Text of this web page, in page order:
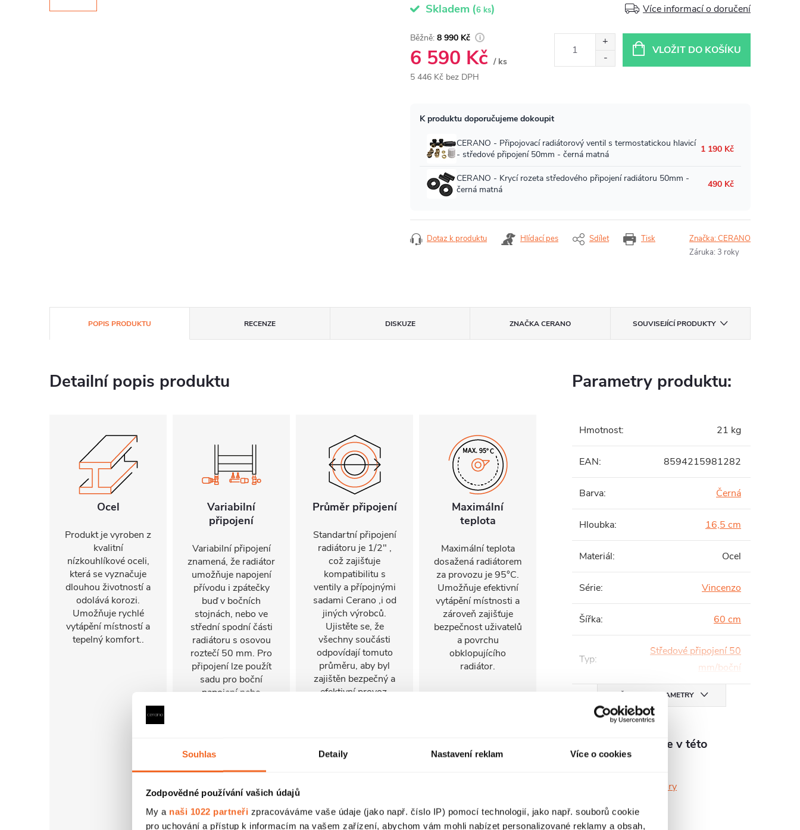
Souhlas Detaily Nastavení reklam Více o cookies
Zodpovědné používání vašich údajů
My a naši 1022 partneři zpracováváme vaše údaje (jako např. číslo IP) pomocí technologií, jako např. souborů cookie
pro uchování a přístup k informacím na vašem zařízení, abychom vám mohli nabízet personalizované reklamy a obsah,
Skladem (6 ks) Více informací o doručení
8 990 Kč
6 590 Kč / ks
5 446 Kč bez DPH
VLOŽIT DO KOŠÍKU
Tisk
Dotaz k produktu Hlídací pes Sdílet Značka:CERANO
Záruka: 3 roky
POPIS PRODUKTU RECENZE DISKUZE ZNAČKACERANO SOUVISEJÍCÍ PRODUKTY
Detailní popis produktu
Ocel
Produkt je vyroben z
kvalitní
nízkouhlíkové oceli,
která se vyznačuje
dlouhou životností a
odolává korozi.
Umožňuje rychlé
vytápění místností a
tepelný komfort..
Variabilní
připojení
Variabilní připojení
znamená, že radiátor
umožňuje napojení
přívodu i zpátečky
buď v bočních
stojnách, nebo ve
střední spodní části
radiátoru s osovou
roztečí 50 mm. Pro
připojení lze použít
sadu pro boční
napojení nebo
kompaktního celku.
Součástí balení jsou
adaptéry pro
rozvody z měděných
trubek o průměru 15
Průměr připojení
Standartní připojení
radiátoru je 1/2" ,
což zajišťuje
kompatibilitu s
ventily a přípojnými
sadami Cerano ,i od
jiných výrobců.
Ujistěte se, že
všechny součásti
odpovídají tomuto
průměru, aby byl
zajištěn bezpečný a
efektivní provoz.
Maximální
teplota
Maximální teplota
dosažená radiátorem
za provozu je 95°C.
Umožňuje efektivní
vytápění místnosti a
zároveň zajišťuje
bezpečnost uživatelů
a povrchu
obklopujícího
radiátor.
Parametry produktu:
Hmotnost: 21 kg
EAN: 8594215981282
Barva: Černá
Hloubka: 16,5 cm
Materiál: Ocel
Série: Vincenzo
Šířka: 60 cm
Typ:
Středové připojení 50
mm/boční
VŠECHNY PARAMETRY
Produkt naleznete v této
kategorii
Koupelnové radiátory